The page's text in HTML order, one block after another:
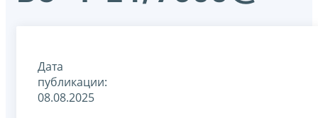
Дата
публикации:
08.08.2025